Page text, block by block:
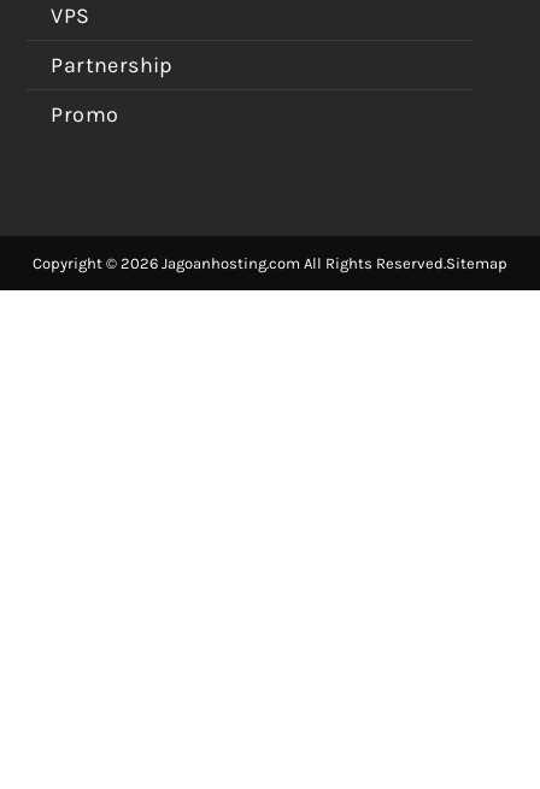
VPS
Partnership
Promo
Copyright © 2026 Jagoanhosting.com All Rights Reserved.Sitemap